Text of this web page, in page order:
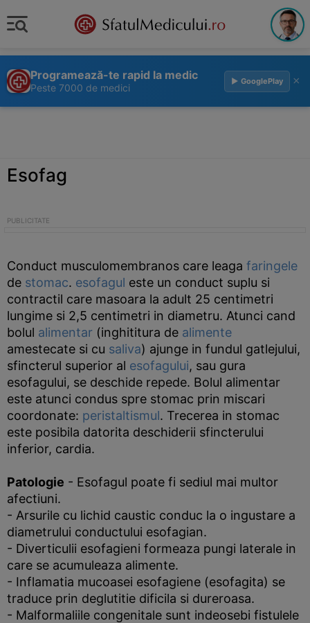
Programează-te rapid la medic
Peste 7000 de medici
▶ GooglePlay ×
Esofag
Conduct musculomembranos care leaga faringele
de stomac. esofagul este un conduct suplu si
contractil care masoara la adult 25 centimetri
lungime si 2,5 centimetri in diametru. Atunci cand
bolul alimentar (inghititura de alimente
amestecate si cu saliva) ajunge in fundul gatlejului,
sfincterul superior al esofagului, sau gura
esofagului, se deschide repede. Bolul alimentar
este atunci condus spre stomac prin miscari
coordonate: peristaltismul. Trecerea in stomac
este posibila datorita deschiderii sfincterului
inferior, cardia.
Patologie - Esofagul poate fi sediul mai multor
afectiuni.
- Arsurile cu lichid caustic conduc la o ingustare a
diametrului conductului esofagian.
- Diverticulii esofagieni formeaza pungi laterale in
care se acumuleaza alimente.
- Inflamatia mucoasei esofagiene (esofagita) se
traduce prin deglutitie dificila si dureroasa.
- Malformaliile congenitale sunt indeosebi fistulele